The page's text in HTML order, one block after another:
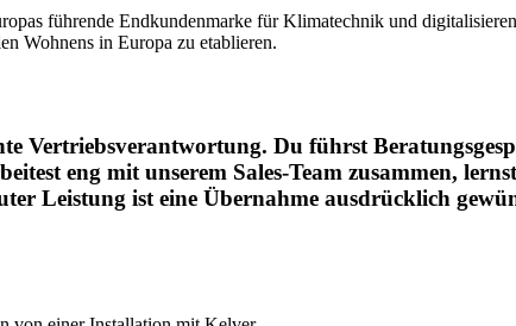
führende Endkundenmarke für Klimatechnik und
Wohnens in Europa zu etablieren.
Vertriebsverantwortung. Du führst
eng mit unserem Sales-Team zusammen,
Leistung ist eine Übernahme ausdrücklich